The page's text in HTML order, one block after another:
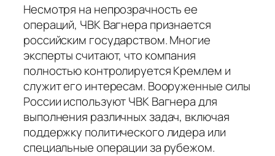
Несмотря на непрозрачность ее
операций, ЧВК Вагнера признается
российским государством. Многие
эксперты считают, что компания
полностью контролируется Кремлем и
служит его интересам. Вооруженные силы
России используют ЧВК Вагнера для
выполнения различных задач, включая
поддержку политического лидера или
специальные операции за рубежом.